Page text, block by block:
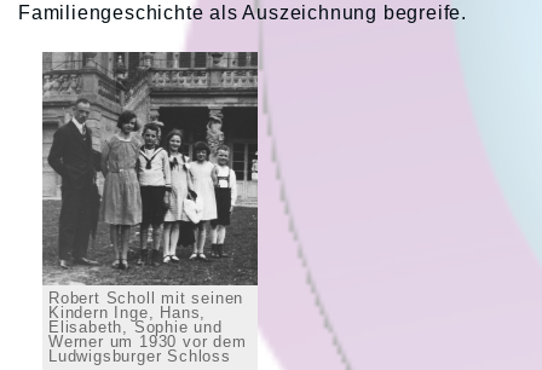
Familiengeschichte als Auszeichnung begreife.
Robert Scholl mit seinen
Kindern Inge, Hans,
Elisabeth, Sophie und
Werner um 1930 vor dem
Ludwigsburger Schloss